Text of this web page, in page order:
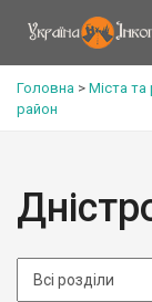
Головна > Міста та
район